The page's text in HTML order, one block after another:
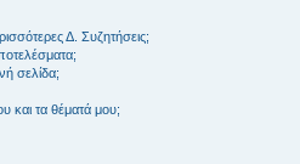
Δ. Συζητήσεις;
σελίδα;
και τα θέματά μου;